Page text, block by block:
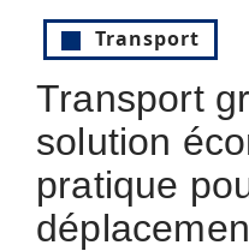
Transport
Transport
solution
pratique